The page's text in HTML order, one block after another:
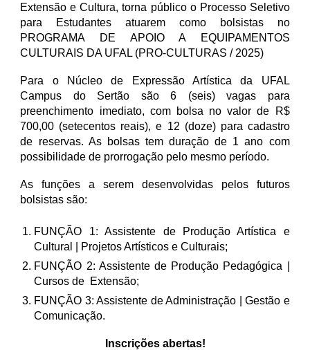
Extensão e Cultura, torna público o Processo Seletivo
para Estudantes atuarem como bolsistas no
PROGRAMA DE APOIO A EQUIPAMENTOS
CULTURAIS DA UFAL (PRO-CULTURAS / 2025)
Para o Núcleo de Expressão Artística da UFAL
Campus do Sertão são 6 (seis) vagas para
preenchimento imediato, com bolsa no valor de R$
700,00 (setecentos reais), e 12 (doze) para cadastro
de reservas. As bolsas tem duração de 1 ano com
possibilidade de prorrogação pelo mesmo período.
As funções a serem desenvolvidas pelos futuros
bolsistas são:
FUNÇÃO 1: Assistente de Produção Artística e
Cultural | Projetos Artísticos e Culturais;
FUNÇÃO 2: Assistente de Produção Pedagógica |
Cursos de Extensão;
FUNÇÃO 3: Assistente de Administração | Gestão e
Comunicação.
Inscrições abertas!